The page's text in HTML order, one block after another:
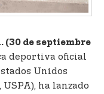
(30 de septiembre
deportiva oficial
Unidos
ha lanzado